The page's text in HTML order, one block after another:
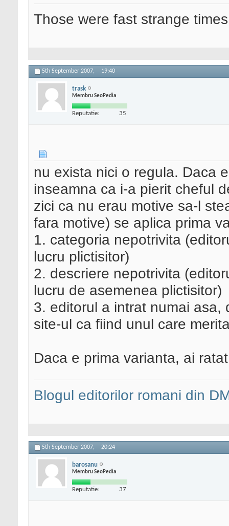
Those were fast strange
5th September 2007, 19:40
trask
Membru SeoPedia
Reputatie: 35
nu exista nici o regula. Daca
inseamna ca i-a pierit cheful
zici ca nu erau motive sa-l
fara motive) se aplica prima
1. categoria nepotrivita
lucru plictisitor)
2. descriere nepotrivita
lucru de asemenea plictisitor)
3. editorul a intrat numai
site-ul ca fiind unul care
Daca e prima varianta, ai
Blogul editorilor romani din
5th September 2007, 20:24
barosanu
Membru SeoPedia
Reputatie: 37